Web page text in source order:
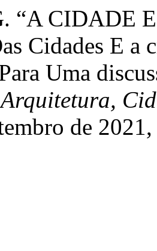
“A CIDADE
Cidades E
Uma
de